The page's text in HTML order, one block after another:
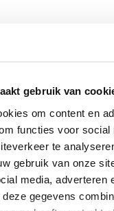
gebruik van
om content en
functies voor social
te
gebruik van onze
media, adverteren
gegevens
het
en
zijn de stille
Zonder
zorgsysteem in
afhangt verdienen
daarom niet